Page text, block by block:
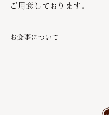
ご用意しております。
お食事について